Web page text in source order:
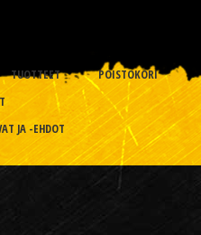
TUOTTEET
POISTOKORI
JA -EHDOT